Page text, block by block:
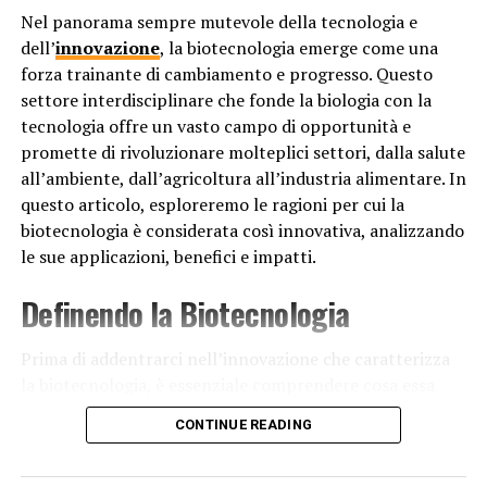
reciprocamente sulla base delle loro esperienze di
transazione. Questo sistema ha contribuito a creare
fiducia tra gli utenti e a garantire un ambiente di
compravendita più sicuro.
Le acquisizioni strategiche
Oltre alla sua innovativa piattaforma di aste online,
eBay ha continuato a crescere attraverso acquisizioni
strategiche. Nel 2002, eBay ha acquisito PayPal, un
sistema di pagamento online, che ha semplificato
del sito. Questa integrazione ha reso eBay ancora più
accessibile e affidabile per milioni di acquirenti e
Negli anni successivi, eBay ha continuato a espandersi
introducendo nuove categorie di prodotti, migliorando
Nel panorama sempre mutevole della tecnologia e
dell’innovazione, la biotecnologia emerge come una
forza trainante di cambiamento e progresso. Questo
settore interdisciplinare che fonde la biologia con la
tecnologia offre un vasto campo di opportunità e
promette di rivoluzionare molteplici settori, dalla salute
all’ambiente, dall’agricoltura all’industria alimentare. In
questo articolo, esploreremo le ragioni per cui la
biotecnologia è considerata così innovativa, analizzando
le sue applicazioni, benefici e impatti.
Definendo la Biotecnologia
significhi. La biotecnologia è un campo vasto e
interdisciplinare che utilizza organismi viventi, sistemi
CONTINUE READING